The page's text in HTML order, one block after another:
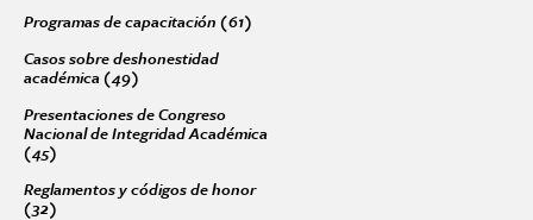
Programas de capacitación (61)
Casos sobre deshonestidad
académica (49)
Presentaciones de Congreso
Nacional de Integridad Académica
(45)
Reglamentos y códigos de honor
(32)